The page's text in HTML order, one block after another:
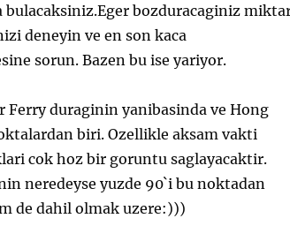
bozduracaginiz
deneyin ve en son kaca
sorun. Bazen bu ise yariyor.
duraginin yanibasinda ve Hong
biri. Ozellikle aksam vakti
cok hoz bir goruntu saglayacaktir.
neredeyse yuzde 90`i bu noktadan
de dahil olmak uzere:)))